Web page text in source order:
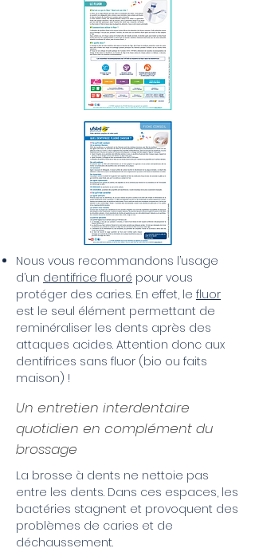
Nous vous recommandons l’usage
d’un dentifrice fluoré pour vous
protéger des caries. En effet, le fluor
est le seul élément permettant de
reminéraliser les dents après des
attaques acides. Attention donc aux
dentifrices sans fluor (bio ou faits
maison) !
Un entretien interdentaire
quotidien en complément du
brossage
La brosse à dents ne nettoie pas
entre les dents. Dans ces espaces, les
bactéries stagnent et provoquent des
problèmes de caries et de
déchaussement.